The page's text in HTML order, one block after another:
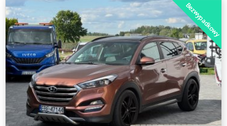
Bezwypadkowy